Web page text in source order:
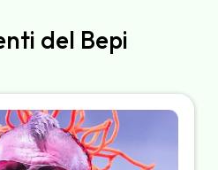
del Bepi